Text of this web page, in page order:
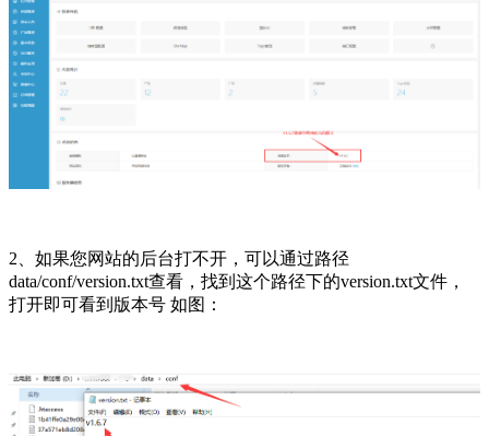
2、如果您网站的后台打不开，可以通过路径
data/conf/version.txt查看，找到这个路径下的version.txt文件，
打开即可看到版本号 如图：